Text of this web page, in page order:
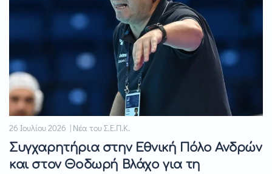
26 Ιουλίου 2026 | Νέα του Σ.Ε.Π.Κ.
Συγχαρητήρια στην Εθνική Πόλο Ανδρών
και στον Θοδωρή Βλάχο για τη